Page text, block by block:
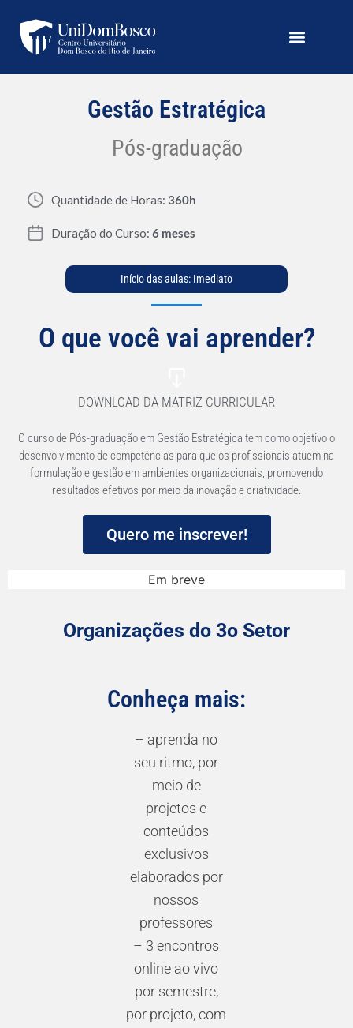
Gestão Estratégica
Pós-graduação
Quantidade de Horas: 360h
Duração do Curso: 6 meses
Início das aulas: Imediato
O que você vai aprender?
DOWNLOAD DA MATRIZ CURRICULAR
O curso de Pós-graduação em Gestão Estratégica tem como objetivo o
desenvolvimento de competências para que os profissionais atuem na
formulação e gestão em ambientes organizacionais, promovendo
resultados efetivos por meio da inovação e criatividade.
Quero me inscrever!
Em breve
Organizações do 3o Setor
Conheça mais:
– aprenda no
seu ritmo, por
meio de
projetos e
conteúdos
exclusivos
elaborados por
nossos
professores
– 3 encontros
online ao vivo
por semestre,
por projeto, com